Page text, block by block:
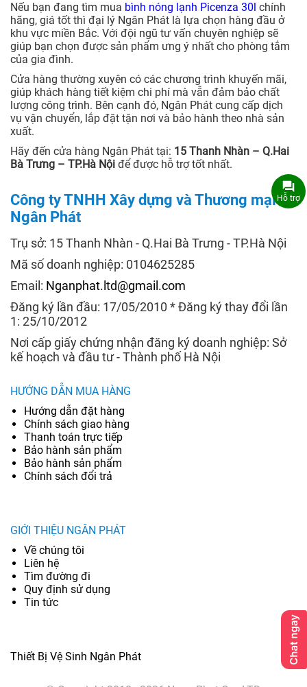
Nếu bạn đang tìm mua bình nóng lạnh Picenza 30l chính
hãng, giá tốt thì đại lý Ngân Phát là lựa chọn hàng đầu ở
khu vực miền Bắc. Với đội ngũ tư vấn chuyên nghiệp sẽ
giúp bạn chọn được sản phẩm ưng ý nhất cho phòng tắm
của gia đình.
Cửa hàng thường xuyên có các chương trình khuyến mãi,
giúp khách hàng tiết kiệm chi phí mà vẫn đảm bảo chất
lượng công trình. Bên cạnh đó, Ngân Phát cung cấp dịch
vụ vận chuyển, lắp đặt tận nơi và bảo hành theo nhà sản
xuất.
Hãy đến cửa hàng Ngân Phát tại: 15 Thanh Nhàn – Q.Hai
Bà Trưng – TP.Hà Nội để được hỗ trợ tốt nhất.
Công ty TNHH Xây dựng và Thương mại
Ngân Phát
Trụ sở: 15 Thanh Nhàn - Q.Hai Bà Trưng - TP.Hà Nội
Mã số doanh nghiệp: 0104625285
Email: Nganphat.ltd@gmail.com
Đăng ký lần đầu: 17/05/2010 * Đăng ký thay đổi lần
1: 25/10/2012
Nơi cấp giấy chứng nhận đăng ký doanh nghiệp: Sở
kế hoạch và đầu tư - Thành phố Hà Nội
HƯỚNG DẪN MUA HÀNG
Hướng dẫn đặt hàng
Chính sách giao hàng
Thanh toán trực tiếp
Bảo hành sản phẩm
Bảo hành sản phẩm
Chính sách đổi trả
GIỚI THIỆU NGÂN PHÁT
Về chúng tôi
Liên hệ
Tìm đường đi
Quy định sử dụng
Tin tức
Thiết Bị Vệ Sinh Ngân Phát
Hỗ trợ